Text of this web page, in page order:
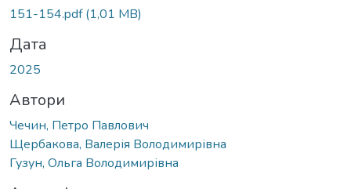
151-154.pdf(1,01 MB)
Дата
2025
Автори
Чечин, Петро Павлович
Щербакова, Валерія Володимирівна
Гузун, Ольга Володимирівна